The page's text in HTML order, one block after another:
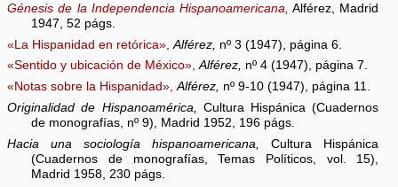
Génesis de la Independencia Hispanoamericana, Alférez, Madrid
1947, 52 págs.
«La Hispanidad en retórica», Alférez, nº 3 (1947), página 6.
«Sentido y ubicación de México», Alférez, nº 4 (1947), página 7.
«Notas sobre la Hispanidad», Alférez, nº 9-10 (1947), página 11.
Originalidad de Hispanoamérica, Cultura Hispánica (Cuadernos
de monografías, nº 9), Madrid 1952, 196 págs.
Hacia una sociología hispanoamericana,
Cultura Hispánica
(Cuadernos de monografías, Temas Políticos, vol. 15),
Madrid 1958, 230 págs.